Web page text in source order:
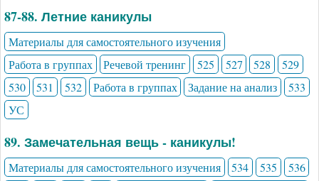
87-88. Летние каникулы
Материалы для самостоятельного изучения
Работа в группах
Речевой тренинг 525 527 528
529
530
531 532 Работа в группах Задание на анализ
533
УС
89. Замечательная вещь - каникулы!
Материалы для самостоятельного изучения 534 535
536